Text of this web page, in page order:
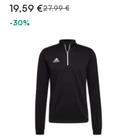
19,59 €27,99 €
-30%